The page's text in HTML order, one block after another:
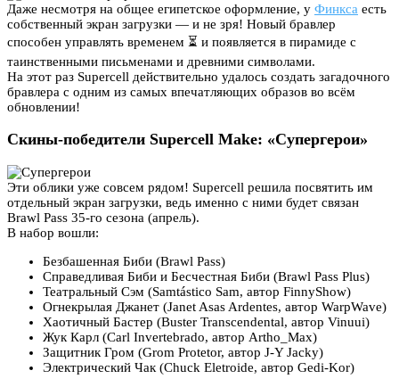
Даже несмотря на общее египетское оформление, у Финкса есть
собственный экран загрузки — и не зря! Новый бравлер
способен управлять временем ⏳ и появляется в пирамиде с
таинственными письменами и древними символами.
На этот раз Supercell действительно удалось создать загадочного
бравлера с одним из самых впечатляющих образов во всём
обновлении!
Скины-победители Supercell Make: «Супергерои»
Эти облики уже совсем рядом! Supercell решила посвятить им
отдельный экран загрузки, ведь именно с ними будет связан
Brawl Pass 35-го сезона (апрель).
В набор вошли:
Безбашенная Биби (Brawl Pass)
Справедливая Биби и Бесчестная Биби (Brawl Pass Plus)
Театральный Сэм (Samtástico Sam, автор FinnyShow)
Огнекрылая Джанет (Janet Asas Ardentes, автор WarpWave)
Хаотичный Бастер (Buster Transcendental, автор Vinuui)
Жук Карл (Carl Invertebrado, автор Artho_Max)
Защитник Гром (Grom Protetor, автор J-Y Jacky)
Электрический Чак (Chuck Eletroide, автор Gedi-Kor)